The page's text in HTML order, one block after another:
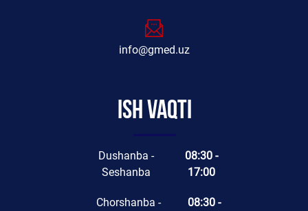
info@gmed.uz
Ish vaqti
Dushanba -
Seshanba
08:30 -
17:00
Chorshanba -
08:30 -